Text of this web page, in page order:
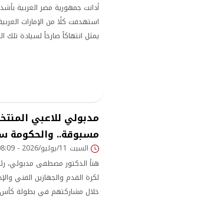
أدانت جمهورية مصر العربية بأشد
استهدفت كلًا من الإمارات
يمثل انتهاكاً صارخاً لسيادة تلك
مدبولي للاعبي
مسبوقة.. والحكومة
السبت 11/يوليو/2026 - 08:09 م
هنأ الدكتور مصطفى مدبولي،
لكرة القدم والجهازين الفني